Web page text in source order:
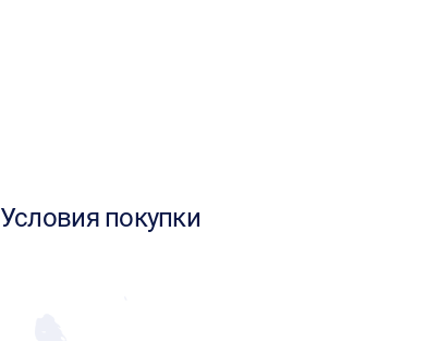
Условия покупки